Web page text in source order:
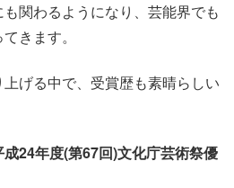
関わるようになり、芸能界でも
きます。
げる中で、受賞歴も素晴らしい
24年度(第67回)文化庁芸術祭優